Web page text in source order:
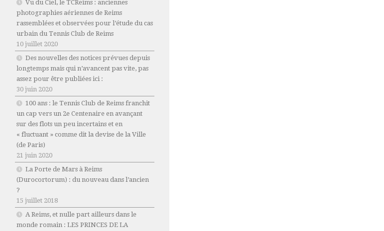
Vu du Ciel, le TCReims : anciennes
photographies aériennes de Reims
rassemblées et observées pour l’étude du cas
urbain du Tennis Club de Reims
10 juillet 2020
Des nouvelles des notices prévues depuis
longtemps mais qui n’avancent pas vite, pas
assez pour être publiées ici :
30 juin 2020
100 ans : le Tennis Club de Reims franchit
un cap vers un 2e Centenaire en avançant
sur des flots un peu incertains et en
« fluctuant » comme dit la devise de la Ville
(de Paris)
21 juin 2020
La Porte de Mars à Reims
(Durocortorum) : du nouveau dans l’ancien
?
15 juillet 2018
A Reims, et nulle part ailleurs dans le
monde romain : LES PRINCES DE LA